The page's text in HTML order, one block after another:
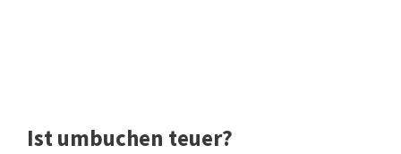
Ist umbuchen teuer?